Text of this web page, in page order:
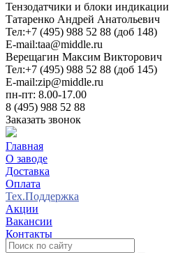
Тензодатчики и блоки индикации
Татаренко Андрей Анатольевич
Тел:+7 (495) 988 52 88 (доб 148)
E-mail:taa@middle.ru
Верещагин Максим Викторович
Тел:+7 (495) 988 52 88 (доб 145)
E-mail:zip@middle.ru
пн-пт: 8.00-17.00
8 (495) 988 52 88
Заказать звонок
Главная
О заводе
Доставка
Оплата
Тех.Поддержка
Акции
Вакансии
Контакты
0